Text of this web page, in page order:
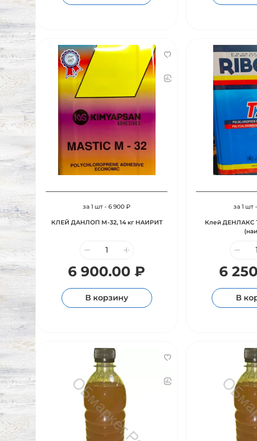
за 1 шт - 6 900 ₽
КЛЕЙ ДАНЛОП М-32, 14 кг НАИРИТ
6 900.00 ₽
В корзину
за 1 шт
Клей ДЕНЛАКС
6
В